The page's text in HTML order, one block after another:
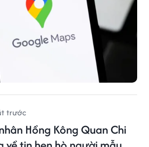
trước
Hồng Kông Quan Chi